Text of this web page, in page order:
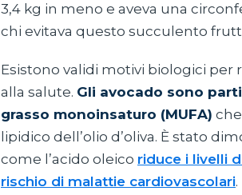
3,4 kg in meno e aveva una
chi evitava questo succulento
Esistono validi motivi biologici per
alla salute. Gli avocado sono
grasso monoinsaturo (MUFA)
lipidico dell’olio d’oliva. È stato
come l’acido oleico riduce i livelli
rischio di malattie cardiovascolari